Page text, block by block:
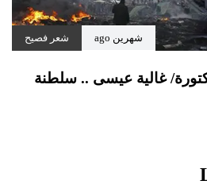
شهرين ago شعر فصيح
غالية عيسى .. سلطنة